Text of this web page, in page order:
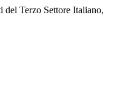
del Terzo Settore Italiano,